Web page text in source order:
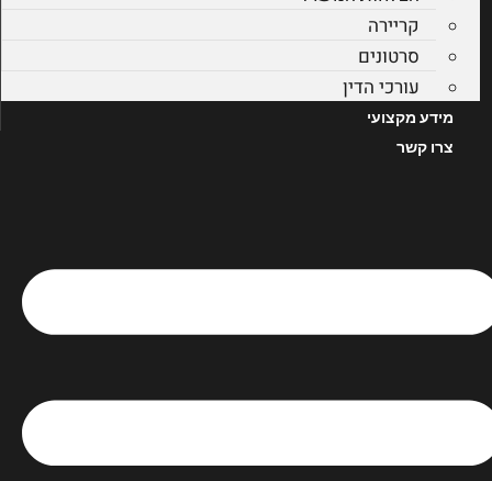
קריירה
סרטונים
עורכי הדין
מידע מקצועי
צרו קשר